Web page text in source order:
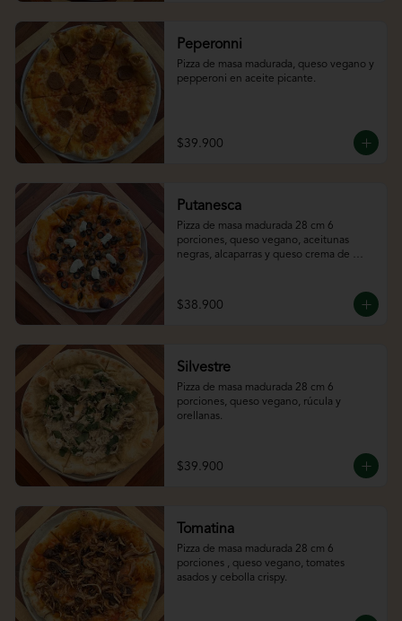
Peperonni
Pizza de masa madurada, queso vegano y
pepperoni en aceite picante.
$39.900
Putanesca
Pizza de masa madurada 28 cm 6
porciones, queso vegano, aceitunas
negras, alcaparras y queso crema de
$38.900
Silvestre
Pizza de masa madurada 28 cm 6
porciones, queso vegano, rúcula y
orellanas.
$39.900
Tomatina
Pizza de masa madurada 28 cm 6
porciones , queso vegano, tomates
asados y cebolla crispy.